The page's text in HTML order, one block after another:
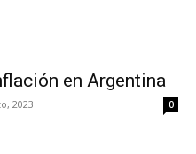
en Argentina
2023 0